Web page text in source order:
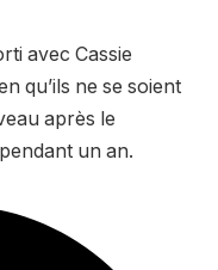
avec Cassie
qu’ils ne se soient
après le
un an.